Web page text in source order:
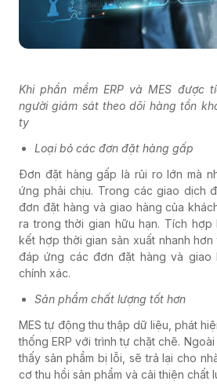
Khi phần mềm ERP và MES được
người giám sát theo dõi hàng tồn
ty
Loại bỏ các đơn đặt hàng gấp
Đơn đặt hàng gấp là rủi ro lớn mà
ứng phải chịu. Trong các giao dịch
đơn đặt hàng và giao hàng của
ra trong thời gian hữu hạn. Tích hợp
kết hợp thời gian sản xuất nhanh
đáp ứng các đơn đặt hàng và giao
chính xác.
Sản phẩm chất lượng tốt hơn
MES tự động thu thập dữ liệu, phát
thống ERP với trình tự chặt chẽ. Ngoài
thấy sản phẩm bị lỗi, sẽ trả lại cho
cơ thu hồi sản phẩm và cải thiện chất